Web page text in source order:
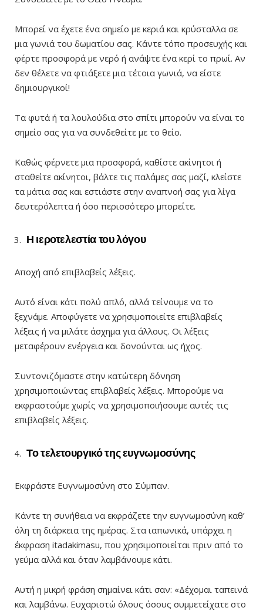
Μπορεί να έχετε ένα σημείο με κεριά και κρύσταλλα σε
μια γωνιά του δωματίου σας. Κάντε τόπο προσευχής και
φέρτε προσφορά με νερό ή ανάψτε ένα κερί το πρωί. Αν
δεν θέλετε να φτιάξετε μια τέτοια γωνιά, να είστε
δημιουργικοί!
Τα φυτά ή τα λουλούδια στο σπίτι μπορούν να είναι το
σημείο σας για να συνδεθείτε με το θείο.
Καθώς φέρνετε μια προσφορά, καθίστε ακίνητοι ή
σταθείτε ακίνητοι, βάλτε τις παλάμες σας μαζί, κλείστε
τα μάτια σας και εστιάστε στην αναπνοή σας για λίγα
δευτερόλεπτα ή όσο περισσότερο μπορείτε.
Η ιεροτελεστία του λόγου
Αποχή από επιβλαβείς λέξεις.
Αυτό είναι κάτι πολύ απλό, αλλά τείνουμε να το
ξεχνάμε. Αποφύγετε να χρησιμοποιείτε επιβλαβείς
λέξεις ή να μιλάτε άσχημα για άλλους. Οι λέξεις
μεταφέρουν ενέργεια και δονούνται ως ήχος.
Συντονιζόμαστε στην κατώτερη δόνηση
χρησιμοποιώντας επιβλαβείς λέξεις. Μπορούμε να
εκφραστούμε χωρίς να χρησιμοποιήσουμε αυτές τις
επιβλαβείς λέξεις.
Το τελετουργικό της ευγνωμοσύνης
Εκφράστε Ευγνωμοσύνη στο Σύμπαν.
Κάντε τη συνήθεια να εκφράζετε την ευγνωμοσύνη καθ’
όλη τη διάρκεια της ημέρας. Στα ιαπωνικά, υπάρχει η
έκφραση itadakimasu, που χρησιμοποιείται πριν από το
γεύμα αλλά και όταν λαμβάνουμε κάτι.
Αυτή η μικρή φράση σημαίνει κάτι σαν: «Δέχομαι ταπεινά
και λαμβάνω. Ευχαριστώ όλους όσους συμμετείχατε στο